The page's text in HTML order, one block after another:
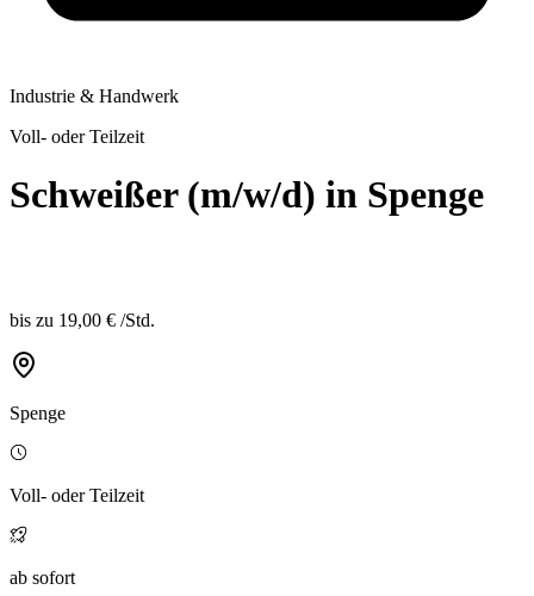
Industrie & Handwerk
Voll- oder Teilzeit
Schweißer (m/w/d) in Spenge
bis zu 19,00 € /Std.
Spenge
Voll- oder Teilzeit
ab sofort